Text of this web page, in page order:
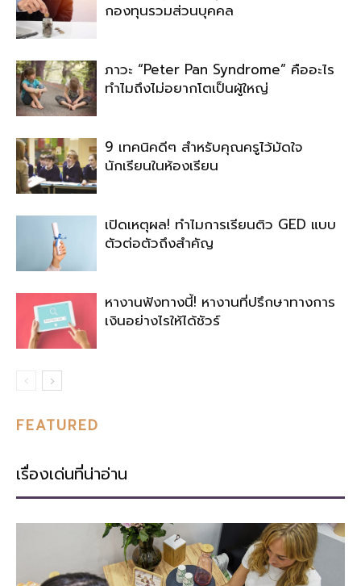
กองทุนรวมส่วนบุคคล
ภาวะ “Peter Pan Syndrome” คืออะไร
ทำไมถึงไม่อยากโตเป็นผู้ใหญ่
9 เทคนิคดีๆ สำหรับคุณครูไว้มัดใจ
นักเรียนในห้องเรียน
เปิดเหตุผล! ทำไมการเรียนติว GED แบบ
ตัวต่อตัวถึงสำคัญ
หางานฟังทางนี้! หางานที่ปรึกษาทางการ
เงินอย่างไรให้ได้ชัวร์
FEATURED
เรื่องเด่นที่น่าอ่าน